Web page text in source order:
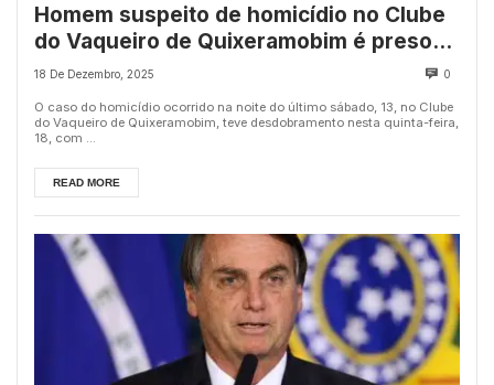
Homem suspeito de homicídio no Clube
do Vaqueiro de Quixeramobim é preso
em Iguatu
18 De Dezembro, 2025 0
O caso do homicídio ocorrido na noite do último sábado, 13, no Clube
do Vaqueiro de Quixeramobim, teve desdobramento nesta quinta-feira,
18, com ...
READ MORE